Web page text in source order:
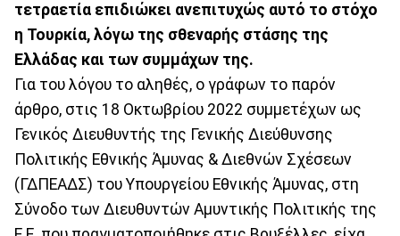
τετραετία επιδιώκει ανεπιτυχώς αυτό το στόχο
η Τουρκία, λόγω της σθεναρής στάσης της
Ελλάδας και των συμμάχων της.
Για του λόγου το αληθές, ο γράφων το παρόν
άρθρο, στις 18 Οκτωβρίου 2022 συμμετέχων ως
Γενικός Διευθυντής της Γενικής Διεύθυνσης
Πολιτικής Εθνικής Άμυνας & Διεθνών Σχέσεων
(ΓΔΠΕΑΔΣ) του Υπουργείου Εθνικής Άμυνας, στη
Σύνοδο των Διευθυντών Αμυντικής Πολιτικής της